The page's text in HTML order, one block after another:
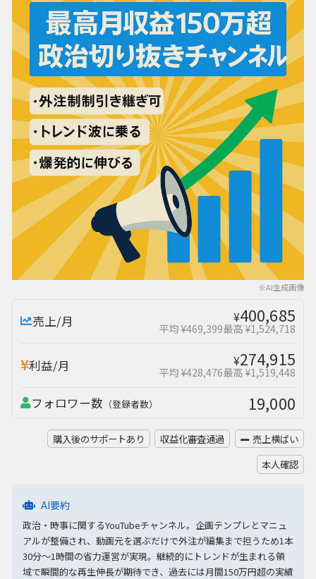
※AI生成画像
売上/月 ¥400,685
平均 ¥469,399最高 ¥1,524,718
利益/月 ¥274,915
平均 ¥428,476最高 ¥1,519,448
フォロワー数 （登録者数） 19,000
購入後のサポートあり 収益化審査通過
売上横ばい
本人確認
AI要約
政治・時事に関するYouTubeチャンネル。企画テンプレとマニュ
アルが整備され、動画元を選ぶだけで外注が編集まで担うため1本
30分〜1時間の省力運営が実現。継続的にトレンドが生まれる領
域で瞬間的な再生伸長が期待でき、過去には月間150万円超の実績